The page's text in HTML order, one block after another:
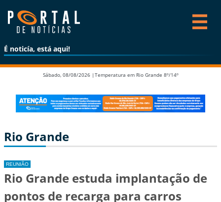
É noticía, está aqui!
Sábado, 08/08/2026 | Temperatura em Rio Grande 8º/14º
Rio Grande
REUNIÃO
Rio Grande estuda implantação de
pontos de recarga para carros